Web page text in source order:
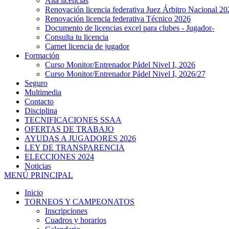
Renovación licencia federativa Juez Árbitro Nacional
Renovación licencia federativa Técnico 2026
Documento de licencias excel para clubes - Jugador-
Consulta tu licencia
Carnet licencia de jugador
Formación
Curso Monitor/Entrenador Pádel Nivel I, 2026
Curso Monitor/Entrenador Pádel Nivel I, 2026/27
Seguro
Multimedia
Contacto
Disciplina
TECNIFICACIONES SSAA
OFERTAS DE TRABAJO
AYUDAS A JUGADORES 2026
LEY DE TRANSPARENCIA
ELECCIONES 2024
Noticias
MENÚ PRINCIPAL
Inicio
TORNEOS Y CAMPEONATOS
Inscripciones
Cuadros y horarios